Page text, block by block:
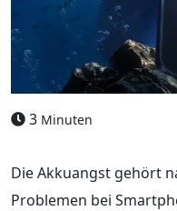
3 Minuten
Die Akkuangst gehört
Problemen bei